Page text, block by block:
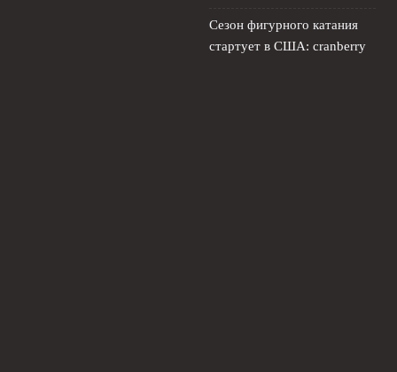
Сезон фигурного катания
стартует в США: cranberry